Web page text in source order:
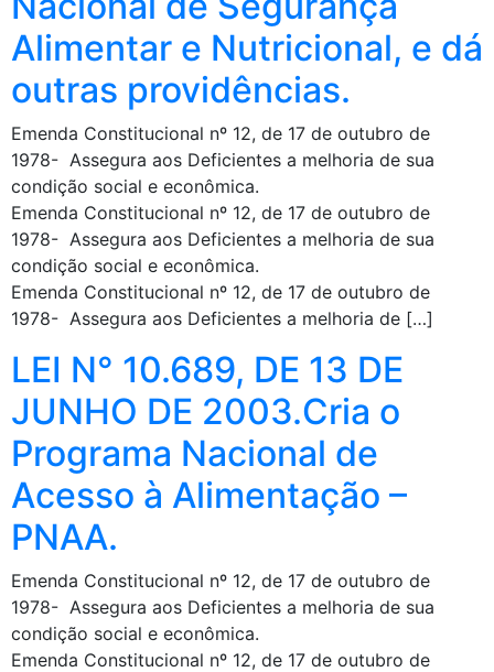
Alimentar e Nutricional, e dá
outras providências.
Emenda Constitucional nº 12, de 17 de outubro de
1978- Assegura aos Deficientes a melhoria de sua
condição social e econômica.
Emenda Constitucional nº 12, de 17 de outubro de
1978- Assegura aos Deficientes a melhoria de sua
condição social e econômica.
Emenda Constitucional nº 12, de 17 de outubro de
1978- Assegura aos Deficientes a melhoria de […]
LEI N° 10.689, DE 13 DE
JUNHO DE 2003.Cria o
Programa Nacional de
Acesso à Alimentação –
PNAA.
Emenda Constitucional nº 12, de 17 de outubro de
1978- Assegura aos Deficientes a melhoria de sua
condição social e econômica.
Emenda Constitucional nº 12, de 17 de outubro de